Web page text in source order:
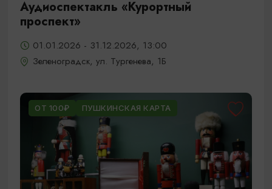
Аудиоспектакль «Курортный
проспект»
01.01.2026 - 31.12.2026, 13:00
Зеленоградск, ул. Тургенева, 1Б
ОТ 100₽ ПУШКИНСКАЯ КАРТА